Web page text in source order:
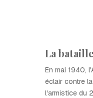
La
En mai 1940,
éclair contre
l'armistice du